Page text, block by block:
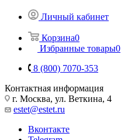
Личный кабинет
Корзина0
Избранные товары0
8 (800) 7070-353
Контактная информация
г. Москва, ул. Веткина, 4
estet@estet.ru
Вконтакте